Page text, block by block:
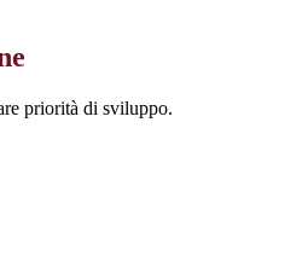
priorità di sviluppo.